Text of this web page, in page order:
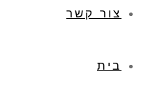
צור קשר
בית